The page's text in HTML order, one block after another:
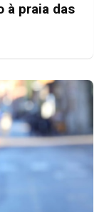
à praia das